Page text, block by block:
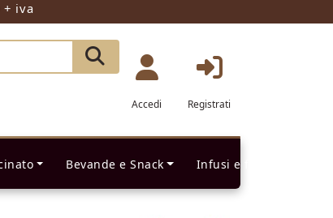
iva
Accedi Registrati
Bevande e Snack Infusi e filtri